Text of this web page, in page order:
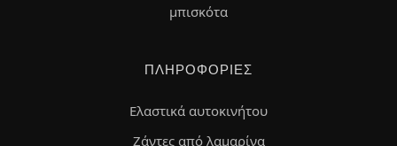
μπισκότα
ΠΛΗΡΟΦΟΡΊΕΣ
Ελαστικά αυτοκινήτου
Ζάντες από λαμαρίνα